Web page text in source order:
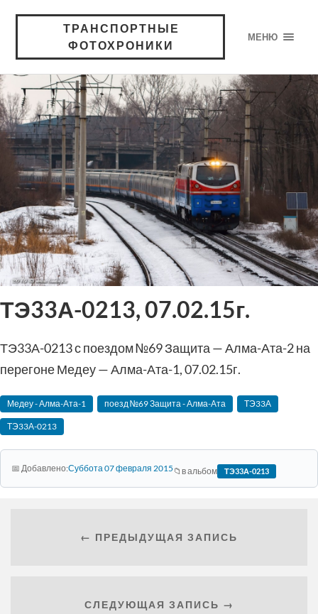
ТРАНСПОРТНЫЕ
ФОТОХРОНИКИ
МЕНЮ
ТЭ33А-0213, 07.02.15г.
ТЭ33А-0213 с поездом №69 Защита — Алма-Ата-2 на
перегоне Медеу — Алма-Ата-1, 07.02.15г.
Медеу - Алма-Ата-1 поезд №69 Защита - Алма-Ата ТЭ33А
ТЭ33А-0213
Суббота 07 февраля 2015 в альбом ТЭ33А-0213
← ПРЕДЫДУЩАЯ ЗАПИСЬ
СЛЕДУЮЩАЯ ЗАПИСЬ →